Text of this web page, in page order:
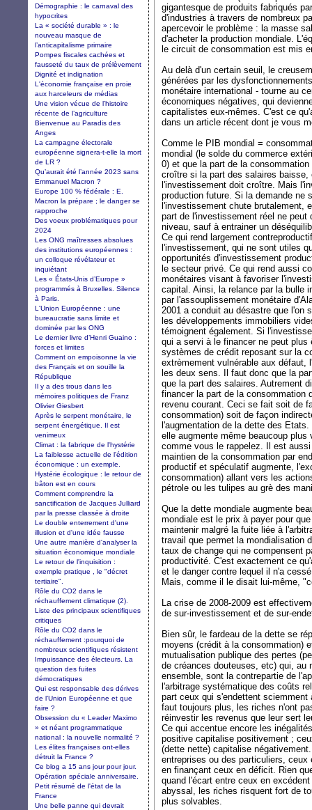
gigantesque de produits fabriqués
d'industries à travers de nombreux
apercevoir le problème : la masse
d'acheter la production mondiale.
le circuit de consommation est mis
Au delà d'un certain seuil, le
générées par les
monétaire international - tourne au
économiques négatives, qui
capitalistes eux-mêmes. C'est ce
dans un article récent dont je vous
Comme le PIB mondial =
mondial (le solde du commerce
0) et que la part de la
croître si la part des salaires baisse,
l'investissement doit croître. Mais
production future. Si la demande ne
l'investissement chute brutalement,
part de l'investissement réel ne
niveau, sauf à entrainer un
Ce qui rend largement
l'investissement, qui ne sont utiles
opportunités d'investissement
le secteur privé. Ce qui rend aussi
monétaires visant à favoriser
capital. Ainsi, la relance par la bulle
par l'assouplissement monétaire
2001 a conduit au désastre que l'on
les développements immobiliers
témoignent également. Si
qui a servi à le financer ne peut
systèmes de crédit reposant sur la
extrèmement vulnérable aux
les deux sens. Il faut donc que la
que la part des salaires. Autrement
financer la part de la consommation
revenu courant. Ceci se fait soit de
consommation) soit de façon
l'augmentation de la dette des
elle augmente même beaucoup
comme vous le rappelez. Il est
maintien de la consommation par
productif et spéculatif augmente,
consommation) allant vers les
pétrole ou les tulipes au grè des
Que la dette mondiale augmente
mondiale est le prix à payer pour
maintenir malgré la fuite liée à
travail que permet la mondialisation
taux de change qui ne compensent
productivité. C'est exactement ce
et le danger contre lequel il n'a
Mais, comme il le disait lui-même,
La crise de 2008-2009 est
de sur-investissement et de sur-
Bien sûr, le fardeau de la dette se
moyens (crédit à la consommation)
mutualisation publique des pertes
de créances douteuses, etc) qui, au
ensemble, sont la contrepartie de
l'arbitrage systématique des coûts
part ceux qui s'endettent
faut toujours plus, les riches n'ont
réinvestir les revenus que leur sert
Ce qui accentue encore les
positive capitalise positivement ;
(dette nette) capitalise
entreprises ou des particuliers,
en finançant ceux en déficit. Rien
quand l'écart entre ceux en
abyssal, les riches risquent fort de
plus solvables.
Démographie : le carnaval des
hypocrites
La « société durable » : le
nouveau masque de
l’anticapitalisme primaire
Pompes fiscales cachées et
fausseté du taux de prélèvement
Dignité et indignation
L'économie française en proie
aux harceleurs de médias
Une vision vécue de l’histoire
récente de l’agriculture
Bienvenue au Paradis des
Anges
La campagne électorale
européenne signera-t-elle la mort
de LR ?
Qu’aurait été l’année 2023 sans
Emmanuel Macron ?
Europe 100 % fédérale : E.
Macron la prépare ; le danger se
rapproche
Des voeux problématiques pour
2024
Les ONG maîtresses absolues
des institutions européennes :
un colloque révélateur et
inquiétant
Les « États-Unis d’Europe »
programmés à Bruxelles. Silence
à Paris.
L'Union Européenne : une
bureaucratie sans limite et
dominée par les ONG
Le dernier livre d’Henri Guaino :
forces et limites
Comment on empoisonne la vie
des Français et on souille la
République
Il y a des trous dans les
mémoires politiques de Franz
Olivier Giesbert
Après le serpent monétaire, le
serpent énergétique. Il est
venimeux
Climat : la fabrique de l'hystérie
La faiblesse actuelle de l'édition
économique : un exemple.
Hystérie écologique : le retour de
bâton est en cours
Comment comprendre la
sanctification de Jacques Julliard
par la presse classée à droite
Le double enterrement d'une
illusion et d'une idée fausse
Une autre manière d'analyser la
situation économique mondiale
Le retour de l'inquisition :
exemple pratique , le "décret
tertiaire".
Rôle du CO2 dans le
réchauffement climatique (2).
Liste des principaux scientifiques
critiques
Rôle du CO2 dans le
réchauffement :pourquoi de
nombreux scientifiques résistent
Impuissance des électeurs. La
question des fuites
démocratiques
Qui est responsable des dérives
de l’Union Européenne et que
faire ?
Obsession du « Leader Maximo
» et néant programmatique
national : la nouvelle normalité ?
Les élites françaises ont-elles
détruit la France ?
Ce blog a 15 ans jour pour jour.
Opération spéciale anniversaire.
Petit résumé de l'état de la
France
Une belle panne qui devrait